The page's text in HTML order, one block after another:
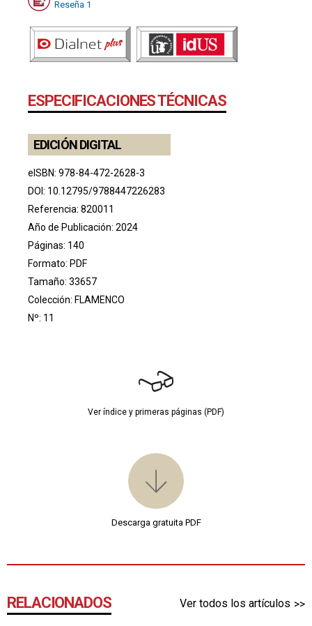
Reseña 1
ESPECIFICACIONES TÉCNICAS
EDICIÓN DIGITAL
eISBN: 978-84-472-2628-3
DOI: 10.12795/9788447226283
Referencia: 820011
Año de Publicación: 2024
Páginas: 140
Formato: PDF
Tamaño: 33657
Colección: FLAMENCO
Nº: 11
Ver índice y primeras páginas (PDF)
Descarga gratuita PDF
RELACIONADOS Ver todos los artículos